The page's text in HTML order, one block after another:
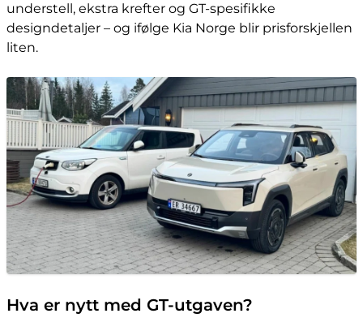
understell, ekstra krefter og GT-spesifikke
designdetaljer – og ifølge Kia Norge blir prisforskjellen
liten.
Hva er nytt med GT-utgaven?